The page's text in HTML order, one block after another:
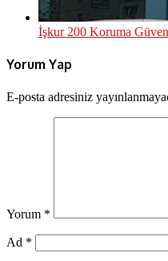
İşkur 200 Koruma
Yorum Yap
E-posta adresiniz
Yorum *
Ad *